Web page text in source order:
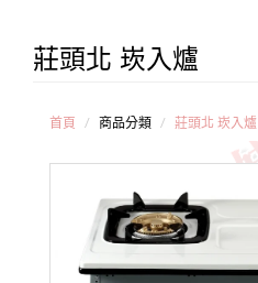
莊莊頭北 崁入爐
首頁 商品分類 莊頭北 崁入爐